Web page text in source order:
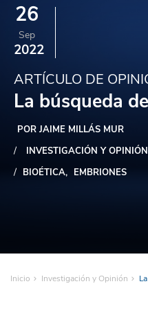
26
Sep
2022
ARTÍCULO DE
La búsqueda
POR JAIME MILLÁS MUR
INVESTIGACIÓN Y OPINIÓN
BIOÉTICA
EMBRIONES
Inicio Investigación y Opinión